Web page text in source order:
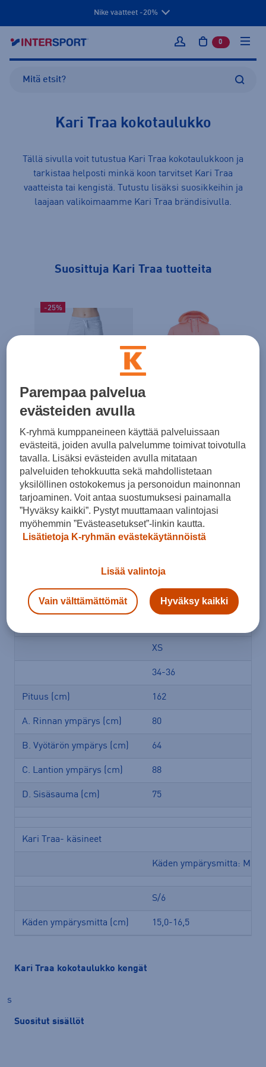
Nike vaatteet -20%
Kirjaudu sisään
0 tuotetta
Kari Traa kokotaulukko
Tällä sivulla voit tutustua Kari Traa kokotaulukkoon ja
tarkistaa helposti minkä koon tarvitset Kari Traa
vaatteista tai kengistä. Tutustu lisäksi suosikkeihin ja
laajaan valikoimaamme Kari Traa brändisivulla.
Suosittuja Kari Traa tuotteita
-25%
Kari Traa
14,99 €
Norm. hinta:35€
30pv alin hinta: 19,99€
Kari Hoodie
34,99 €
Norm. hinta:69€
30pv alin hinta: 34,99€
Kari Traa kokotaulukko vaate
XS
34-36
Pituus (cm) 162
A. Rinnan ympärys (cm) 80
B. Vyötärön ympärys (cm) 64
C. Lantion ympärys (cm) 88
D. Sisäsauma (cm) 75
Kari Traa- käsineet
Käden ympärysmitta:
S/6
Käden ympärysmitta (cm) 15,0-16,5
Kari Traa kokotaulukko kengät
s
Suositut sisällöt
Parempaa palvelua
evästeiden avulla
K-ryhmä kumppaneineen käyttää palveluissaan
evästeitä, joiden avulla palvelumme toimivat toivotulla
tavalla. Lisäksi evästeiden avulla mitataan
palveluiden tehokkuutta sekä mahdollistetaan
yksilöllinen ostokokemus ja personoidun mainonnan
tarjoaminen. Voit antaa suostumuksesi painamalla
”Hyväksy kaikki”. Pystyt muuttamaan valintojasi
myöhemmin ”Evästeasetukset”-linkin kautta.
Lisätietoja K-ryhmän evästekäytännöistä
Lisää valintoja
Vain välttämättömät Hyväksy kaikki